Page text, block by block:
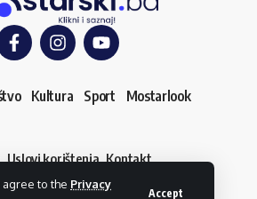
agree to the Privacy
Accept
Kultura Sport Mostarlook
Uslovi korištenja Kontakt
Sva prava pridržana